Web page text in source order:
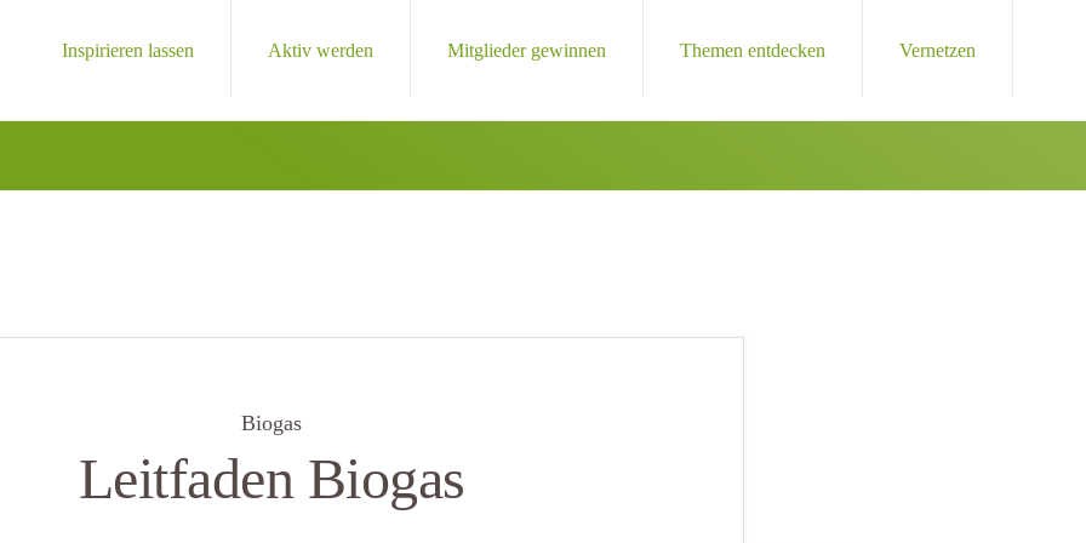
Inspirieren lassen Aktiv werden Mitglieder gewinnen Themen entdecken Vernetzen
Biogas
Leitfaden Biogas